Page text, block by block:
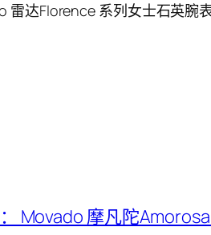
雷达Florence 系列女士石英腕